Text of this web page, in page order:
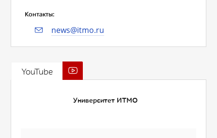
Контакты:
news@itmo.ru
YouTube
Университет ИТМО